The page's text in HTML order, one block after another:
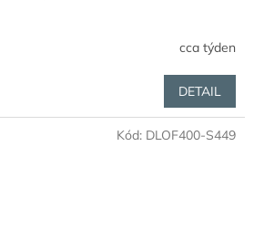
cca týden
DETAIL
Kód: DLOF400-S449